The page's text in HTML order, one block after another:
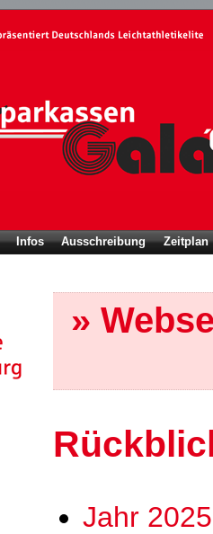
Infos Ausschreibung Zeitplan
»
Jahr 2025